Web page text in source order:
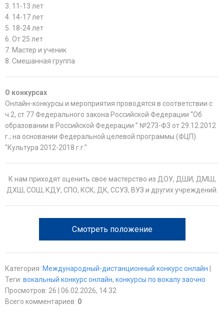
3. 11-13 лет
4. 14-17 лет
5. 18-24 лет
6. От 25 лет
7. Мастер и ученик
8. Смешанная группа
О конкурсах
Онлайн-конкурсы и мероприятия проводятся в соответствии с
ч.2, ст.77 Федерального закона Российской Федерации “Об
образовании в Российской Федерации ” №273-Ф3 от 29.12.2012
г.; на основании Федеральной целевой программы (ФЦП)
"Культура 2012-2018 г.г."
К нам приходят оценить свое мастерство из ДОУ, ДШИ, ДМШ,
ДХШ, СОШ, КДУ, СПО, КСК, ДК, ССУЗ, ВУЗ и других учреждений.
Смотреть положение
Категория: Международный-дистанционный конкурс онлайн
Теги: вокальный конкурс онлайн, конкурсы по вокалу заочно
Просмотров: 26 | 06.02.2026, 14:32
Всего комментариев: 0